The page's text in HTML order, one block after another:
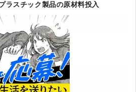
ラスチック製品の原材料投入